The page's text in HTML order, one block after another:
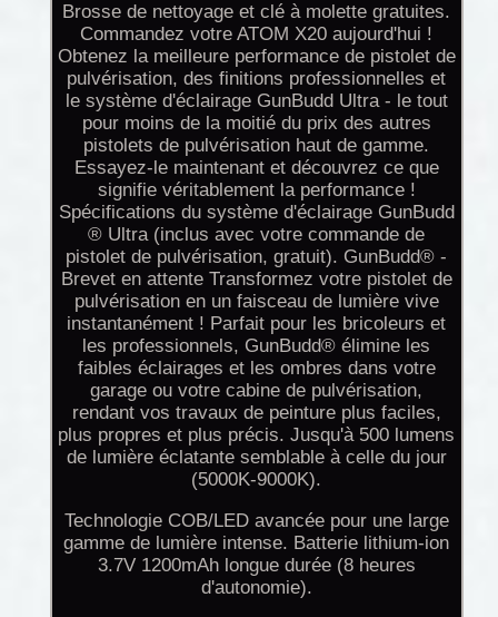
Brosse de nettoyage et clé à molette gratuites.
Commandez votre ATOM X20 aujourd'hui !
Obtenez la meilleure performance de pistolet de
pulvérisation, des finitions professionnelles et
le système d'éclairage GunBudd Ultra - le tout
pour moins de la moitié du prix des autres
pistolets de pulvérisation haut de gamme.
Essayez-le maintenant et découvrez ce que
signifie véritablement la performance !
Spécifications du système d'éclairage GunBudd
® Ultra (inclus avec votre commande de
pistolet de pulvérisation, gratuit). GunBudd® -
Brevet en attente Transformez votre pistolet de
pulvérisation en un faisceau de lumière vive
instantanément ! Parfait pour les bricoleurs et
les professionnels, GunBudd® élimine les
faibles éclairages et les ombres dans votre
garage ou votre cabine de pulvérisation,
rendant vos travaux de peinture plus faciles,
plus propres et plus précis. Jusqu'à 500 lumens
de lumière éclatante semblable à celle du jour
(5000K-9000K).
Technologie COB/LED avancée pour une large
gamme de lumière intense. Batterie lithium-ion
3.7V 1200mAh longue durée (8 heures
d'autonomie).